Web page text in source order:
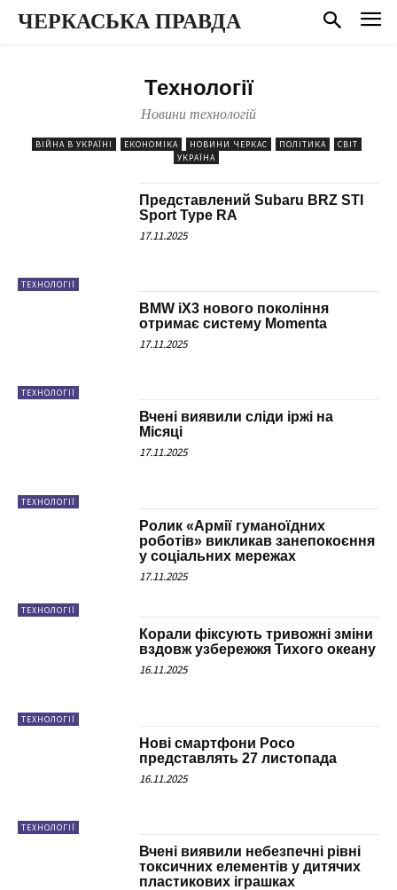
ЧЕРКАСЬКА ПРАВДА
Технології
Новини технологій
ВІЙНА В УКРАЇНІ ЕКОНОМІКА НОВИНИ ЧЕРКАС ПОЛІТИКА
СВІТ
УКРАЇНА
ТЕХНОЛОГІЇ
Представлений Subaru BRZ STI
Sport Type RA
17.11.2025
ТЕХНОЛОГІЇ
BMW iX3 нового покоління
отримає систему Momenta
17.11.2025
ТЕХНОЛОГІЇ
Вчені виявили сліди іржі на
Місяці
17.11.2025
ТЕХНОЛОГІЇ
Ролик «Армії гуманоїдних
роботів» викликав занепокоєння
у соціальних мережах
17.11.2025
ТЕХНОЛОГІЇ
Корали фіксують тривожні зміни
вздовж узбережжя Тихого океану
16.11.2025
ТЕХНОЛОГІЇ
Нові смартфони Poco
представлять 27 листопада
16.11.2025
Вчені виявили небезпечні рівні
токсичних елементів у дитячих
пластикових іграшках